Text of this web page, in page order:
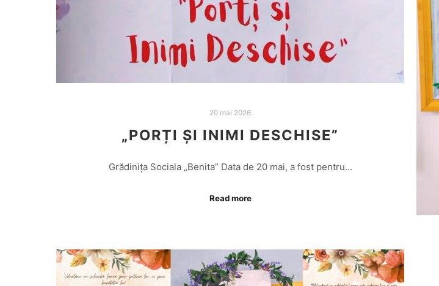
20 mai 2026
„PORȚI ȘI INIMI DESCHISE”
Grădinița Sociala „Benita” Data de 20 mai, a fost pentru…
Read more